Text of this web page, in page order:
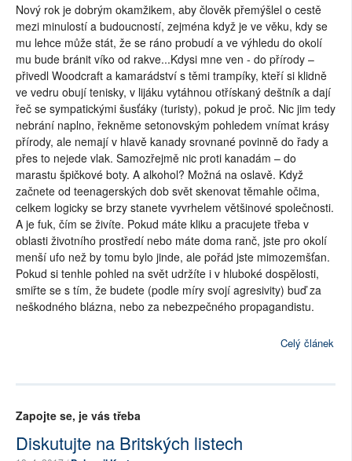
Nový rok je dobrým okamžikem, aby člověk přemýšlel o cestě
mezi minulostí a budoucností, zejména když je ve věku, kdy se
mu lehce může stát, že se ráno probudí a ve výhledu do okolí
mu bude bránit víko od rakve...Kdysi mne ven - do přírody –
přivedl Woodcraft a kamarádství s těmi trampíky, kteří si klidně
ve vedru obují tenisky, v lijáku vytáhnou otřískaný deštník a dají
řeč se sympatickými šusťáky (turisty), pokud je proč. Nic jim tedy
nebrání naplno, řekněme setonovským pohledem vnímat krásy
přírody, ale nemají v hlavě kanady srovnané povinně do řady a
přes to nejede vlak. Samozřejmě nic proti kanadám – do
marastu špičkové boty. A alkohol? Možná na oslavě. Když
začnete od teenagerských dob svět skenovat těmahle očima,
celkem logicky se brzy stanete vyvrhelem většinové společnosti.
A je fuk, čím se živíte. Pokud máte kliku a pracujete třeba v
oblasti životního prostředí nebo máte doma ranč, jste pro okolí
menší ufo než by tomu bylo jinde, ale pořád jste mimozemšťan.
Pokud si tenhle pohled na svět udržíte i v hluboké dospělosti,
smiřte se s tím, že budete (podle míry svojí agresivity) buď za
neškodného blázna, nebo za nebezpečného propagandistu.
Celý článek
Zapojte se, je vás třeba
Diskutujte na Britských listech